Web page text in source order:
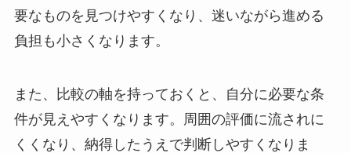
要なものを見つけやすくなり、迷いながら進める
負担も小さくなります。
また、比較の軸を持っておくと、自分に必要な条
件が見えやすくなります。周囲の評価に流されに
くくなり、納得したうえで判断しやすくなりま